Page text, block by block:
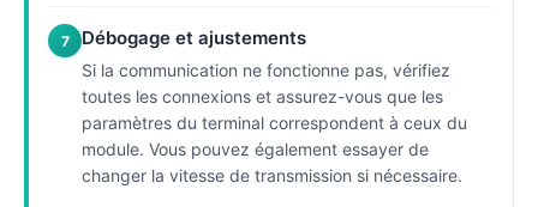
7 Débogage et ajustements
Si la communication ne fonctionne pas, vérifiez
toutes les connexions et assurez-vous que les
paramètres du terminal correspondent à ceux du
module. Vous pouvez également essayer de
changer la vitesse de transmission si nécessaire.